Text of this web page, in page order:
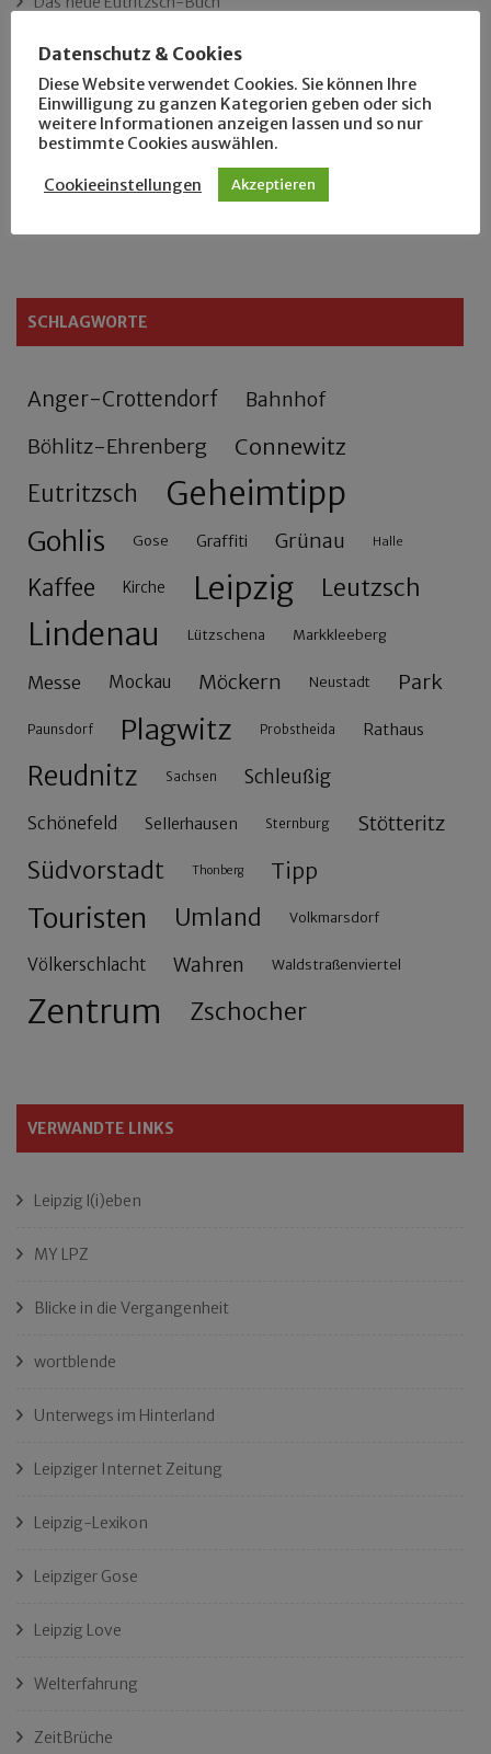
Der Leipziger Schmiedetag von 1904
Rennfahrer in Schönefeld und Zschocher
Zu Fuß durch Anger-Crottendorf
SCHLAGWORTE
Anger-Crottendorf Bahnhof
Böhlitz-Ehrenberg Connewitz
Eutritzsch Geheimtipp
Gohlis Gose Graffiti Grünau Halle
Kaffee Kirche Leipzig Leutzsch
Lindenau Lützschena Markkleeberg
Messe Mockau Möckern Neustadt Park
Paunsdorf Plagwitz Probstheida Rathaus
Reudnitz Sachsen Schleußig
Schönefeld Sellerhausen Sternburg Stötteritz
Südvorstadt Thonberg Tipp
Touristen Umland Volkmarsdorf
Völkerschlacht Wahren Waldstraßenviertel
Zentrum Zschocher
VERWANDTE LINKS
Leipzig l(i)eben
MY LPZ
Blicke in die Vergangenheit
wortblende
Unterwegs im Hinterland
Leipziger Internet Zeitung
Leipzig-Lexikon
Leipziger Gose
Leipzig Love
Welterfahrung
ZeitBrüche
Datenschutz & Cookies
Diese Website verwendet Cookies. Sie können Ihre
Einwilligung zu ganzen Kategorien geben oder sich
weitere Informationen anzeigen lassen und so nur
bestimmte Cookies auswählen.
Cookieeinstellungen Akzeptieren